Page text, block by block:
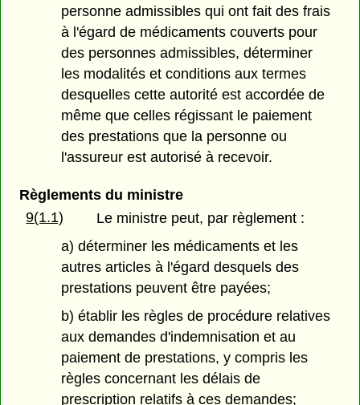
personne admissibles qui ont fait des frais
à l'égard de médicaments couverts pour
des personnes admissibles, déterminer
les modalités et conditions aux termes
desquelles cette autorité est accordée de
même que celles régissant le paiement
des prestations que la personne ou
l'assureur est autorisé à recevoir.
Règlements du ministre
9(1.1)
Le ministre peut, par règlement :
a) déterminer les médicaments et les
autres articles à l'égard desquels des
prestations peuvent être payées;
b) établir les règles de procédure relatives
aux demandes d'indemnisation et au
paiement de prestations, y compris les
règles concernant les délais de
prescription relatifs à ces demandes;